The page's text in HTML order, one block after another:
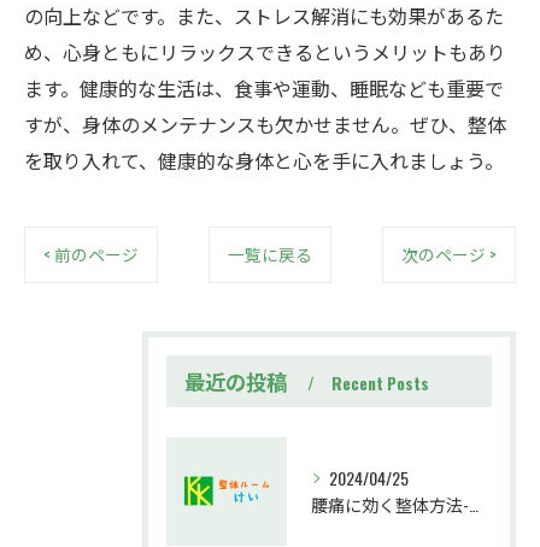
の向上などです。また、ストレス解消にも効果があるた
め、心身ともにリラックスできるというメリットもあり
ます。健康的な生活は、食事や運動、睡眠なども重要で
すが、身体のメンテナンスも欠かせません。ぜひ、整体
を取り入れて、健康的な身体と心を手に入れましょう。
< 前のページ 一覧に戻る 次のページ >
最近の投稿 Recent Posts
2024/04/25